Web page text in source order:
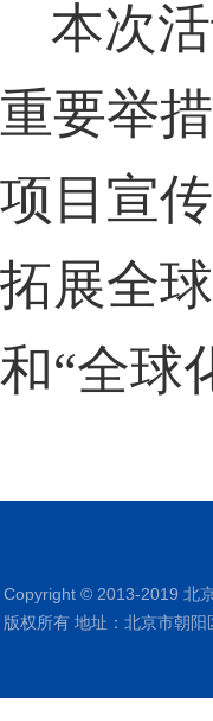
本次
重要举
项目宣
拓展全
和“全球
Copyright © 2013-2019 北
版权所有 地址：北京市朝